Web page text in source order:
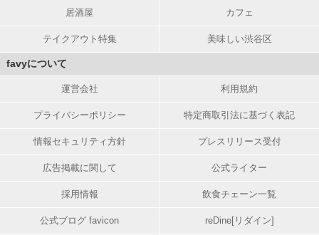
居酒屋 カフェ
テイクアウト特集 美味しい渋谷区
favyについて
運営会社 利用規約
プライバシーポリシー 特定商取引法に基づく表記
情報セキュリティ方針 プレスリリース受付
広告掲載に関して 公式ライター
採用情報 飲食チェーン一覧
公式ブログ favicon reDine[リダイン]